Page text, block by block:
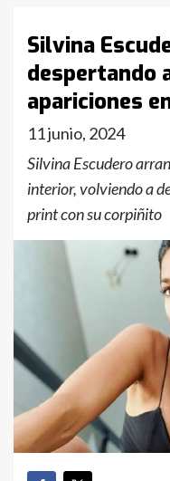
Silvina
despertando
apariciones
11 junio, 2024
Silvina Escudero
interior, volviendo a
print con su corpiñito